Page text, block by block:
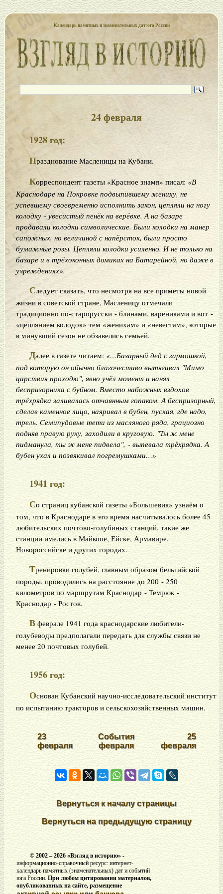
Календарь памятных и знаменательных дат юга России
24 февраля
1928 год:
Празднование Масленицы на Кубани.
Корреспондент газеты «Красное знамя» писал: «В
Краснодаре на Покровке подвыпившему жениху, не
успевшему своевременно исполнить закон, цепляли на ногу
колодку - увесистый пенёк на верёвке. А на базаре
продавали колодки символические. Были колодки на манер
сапожных, но величиной с напёрсток, были просто
бумажные розы. Цепляли колодки усиленно. И не только на
базаре и в трёхоконных домиках на Батарейной, но даже в
учреждениях».
Следует сказать, что несмотря на все приметы новой
жизни в советской стране, Масленицу отмечали
традиционно по-старорусски - блинами, варениками и вот -
«цеплянием колодок» тем «женихам» и «невестам», которые
в минувший сезон не обзавелись семьей.
Далее в газете читаем: «…Базарный дед с гармошкой,
под которую он обычно благочестиво вытягивал "Мимо
царствия проходю", явно учёл момент и нанял
беспризорника с бубном. Вместо набожных вздохов
трёхрядка заливалась отчаянным гопаком. А беспризорный,
сделав каменное лицо, наяривал в бубен, пуская, где надо,
трель. Семипудовые тети из масляного ряда, грациозно
подняв правую руку, заходили в круговую. "Ты ж мене
пидманула, ты ж мене пидвела", - выпевала трёхрядка. А
бубен ухал и позвякивал погремушками…»
1941 год:
Со страниц кубанской газеты «Большевик» узнаём о
том, что в Краснодаре в это время насчитывалось более 45
любительских почтово-голубиных станций, такие же
станции имелись в Майкопе, Ейске, Армавире,
Новороссийске и других городах.
Тренировки голубей, главным образом бельгийской
породы, проводились на расстояние до 200 - 250
километров по маршрутам Краснодар - Темрюк -
Краснодар - Ростов.
В феврале 1941 года краснодарские любители-
голубеводы предполагали передать для службы связи не
менее 20 почтовых голубей.
1956 год:
Основан Кубанский научно-исследовательский институт
по испытанию тракторов и сельскохозяйственных машин.
23
февраля
События
февраля
25
февраля
Вернуться к началу страницы
Вернуться на предыдущую страницу
© 2002 –2026 «Взгляд в историю» -
информационно-справочный ресурс: интернет-
календарь памятных (знаменательных) дат и событий
юга России. При любом цитировании материалов,
опубликованных на сайте, размещение